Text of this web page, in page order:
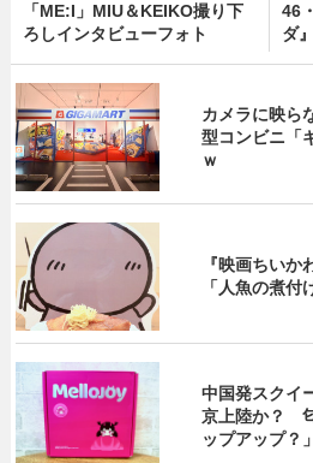
「ME:I」MIU＆KEIKO撮り下
ろしインタビューフォト
46
ダ
カメラに映ら
型コンビニ「
ｗ
『映画ちい
「人魚の煮付
中国発スクイ
京上陸か？
ップアップ？」